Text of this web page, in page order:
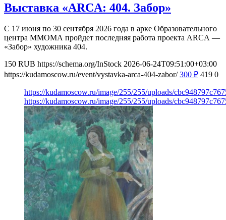
Выставка «ARCA: 404. Забор»
С 17 июня по 30 сентября 2026 года в арке Образовательного
центра ММОМА пройдет последняя работа проекта ARCA —
«Забор» художника 404.
150 RUB https://schema.org/InStock 2026-06-24T09:51:00+03:00
https://kudamoscow.ru/event/vystavka-arca-404-zabor/ 300 ₽ 419 0
https://kudamoscow.ru/image/255/255/uploads/
https://kudamoscow.ru/image/255/255/uploads/